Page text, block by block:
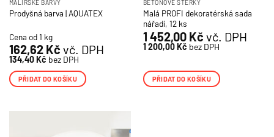
MALÍŘSKÉ BARVY
Prodyšná barva | AQUATEX
Cena od 1 kg
162,62 Kč vč. DPH
134,40Kč bez DPH
PŘIDAT DO KOŠÍKU
BETONOVÉ STĚRKY
Malá PROFI dekoratérská sada
nářadí, 12 ks
1 452,00 Kč vč. DPH
1 200,00Kč bez DPH
PŘIDAT DO KOŠÍKU